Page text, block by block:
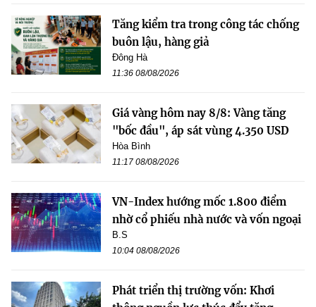
Tăng kiểm tra trong công tác chống
buôn lậu, hàng giả
Đông Hà
11:36 08/08/2026
Giá vàng hôm nay 8/8: Vàng tăng
"bốc đầu", áp sát vùng 4.350 USD
Hòa Bình
11:17 08/08/2026
VN-Index hướng mốc 1.800 điểm
nhờ cổ phiếu nhà nước và vốn ngoại
B.S
10:04 08/08/2026
Phát triển thị trường vốn: Khơi